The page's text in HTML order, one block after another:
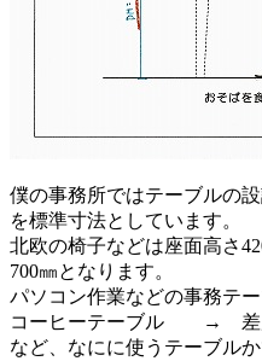
僕の事務所ではテーブルの
を標準寸法としています。
北欧の椅子などは座面高さ
700㎜となります。
パソコン作業などの事務テ
コーヒーテーブル → 差尺
など、なにに使うテーブル